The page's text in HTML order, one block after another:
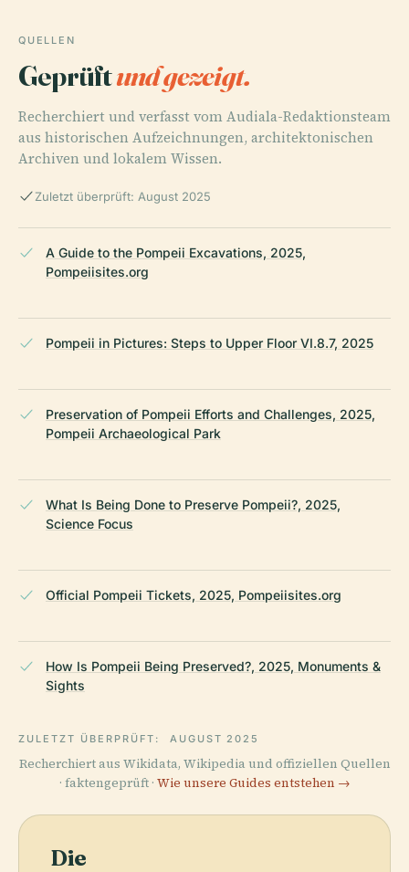
QUELLEN
Geprüftund gezeigt.
Recherchiert und verfasst vom Audiala-Redaktionsteam
aus historischen Aufzeichnungen, architektonischen
Archiven und lokalem Wissen.
Zuletzt überprüft: August 2025
A Guide to the Pompeii Excavations, 2025,
Pompeiisites.org
Pompeii in Pictures: Steps to Upper Floor VI.8.7, 2025
Preservation of Pompeii Efforts and Challenges, 2025,
Pompeii Archaeological Park
What Is Being Done to Preserve Pompeii?, 2025,
Science Focus
Official Pompeii Tickets, 2025, Pompeiisites.org
How Is Pompeii Being Preserved?, 2025, Monuments &
Sights
ZULETZT ÜBERPRÜFT: AUGUST 2025
Recherchiert aus Wikidata, Wikipedia und offiziellen Quellen
· faktengeprüft · Wie unsere Guides entstehen →
Die